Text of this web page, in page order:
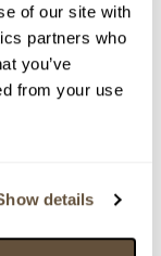
of our site with
partners who
you’ve
from your use
details
Rámováno.
autorovi
aukční výsledky